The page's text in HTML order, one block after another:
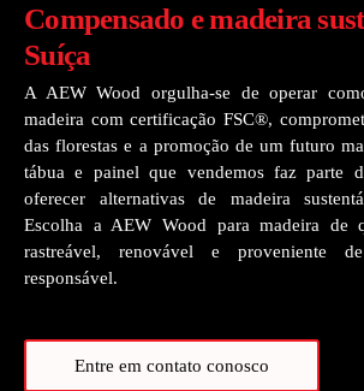
Compensado e madeira
Suíça
A AEW Wood orgulha-se de operar
madeira com certificação FSC®,
das florestas e a promoção de um futuro
tábua e painel que vendemos faz parte
oferecer alternativas de madeira
Escolha a AEW Wood para madeira de
rastreável, renovável e proveniente
responsável.
Entre em contato conosco